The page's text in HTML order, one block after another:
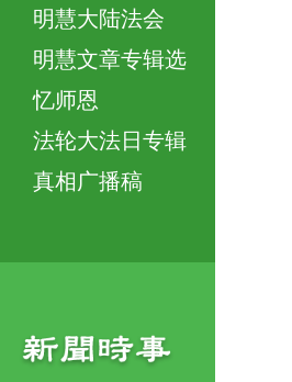
明慧大陆法会
明慧文章专辑选
忆师恩
法轮大法日专辑
真相广播稿